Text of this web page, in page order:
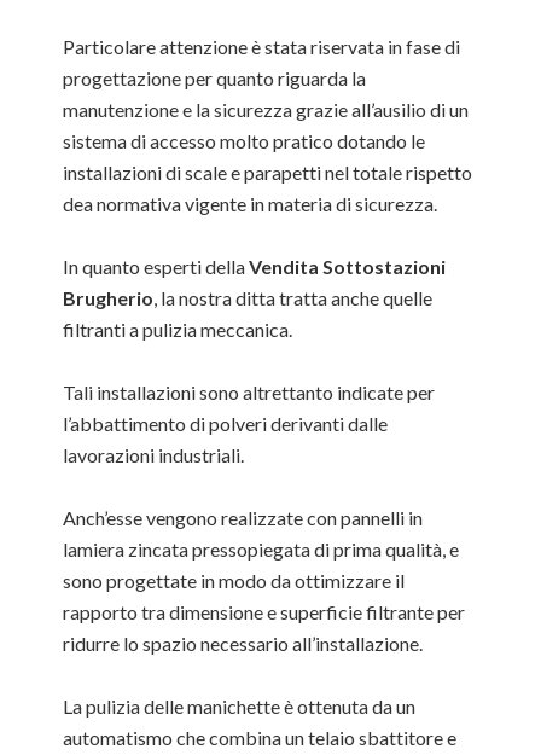
Particolare attenzione è stata riservata in fase di
progettazione per quanto riguarda la
manutenzione e la sicurezza grazie all’ausilio di un
sistema di accesso molto pratico dotando le
installazioni di scale e parapetti nel totale rispetto
dea normativa vigente in materia di sicurezza.
In quanto esperti dellaVendita Sottostazioni
Brugherio, la nostra ditta tratta anche quelle
filtranti a pulizia meccanica.
Tali installazioni sono altrettanto indicate per
l’abbattimento di polveri derivanti dalle
lavorazioni industriali.
Anch’esse vengono realizzate con pannelli in
lamiera zincata pressopiegata di prima qualità, e
sono progettate in modo da ottimizzare il
rapporto tra dimensione e superficie filtrante per
ridurre lo spazio necessario all’installazione.
La pulizia delle manichette è ottenuta da un
automatismo che combina un telaio sbattitore e